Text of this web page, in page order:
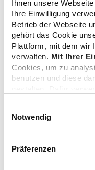
Ihnen unsere
Ihre Einwilligung
Betrieb der Webseite
gehört das Cookie
Plattform, mit dem wir
verwalten. Mit Ihrer
Cookies, um zu
benutzen und diese
Adresse und Ihr
Klick auf „Cookies
erforderlichen
notwendige Cookies
Notwendig
Präferenzen
Digitale
Apotheken erhältlich
29.07.2021
Mehr als 16
Apotheken
Digitaler